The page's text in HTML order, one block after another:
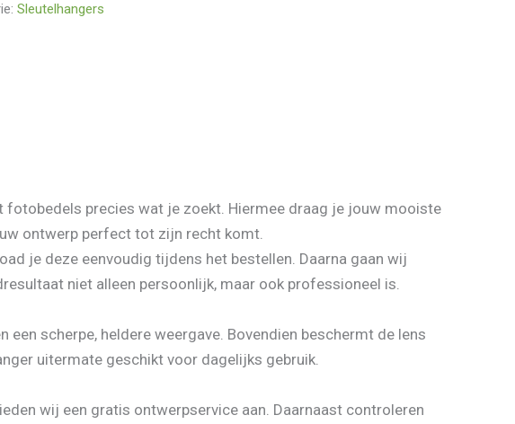
Sleutelhangers
fotobedels precies wat je zoekt. Hiermee draag je jouw mooiste
ontwerp perfect tot zijn recht komt.
je deze eenvoudig tijdens het bestellen. Daarna gaan wij
niet alleen persoonlijk, maar ook professioneel is.
scherpe, heldere weergave. Bovendien beschermt de lens
uitermate geschikt voor dagelijks gebruik.
wij een gratis ontwerpservice aan. Daarnaast controleren